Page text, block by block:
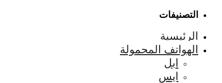
التصنيفات
الرئيسية
الهواتف المحمولة
ابل
ايس